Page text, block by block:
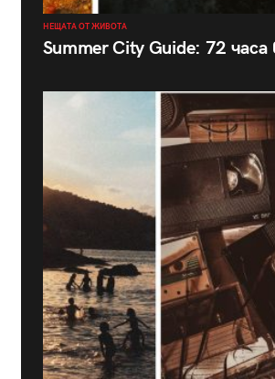
НЕЩАТА ОТ ЖИВОТА
Summer City Guide: 72 часа